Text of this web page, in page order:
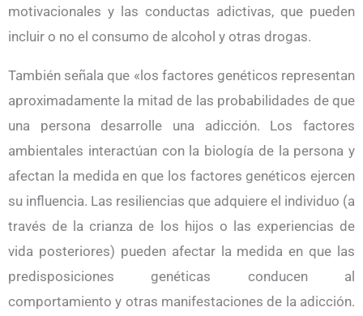
motivacionales y las conductas adictivas, que pueden
incluir o no el consumo de alcohol y otras drogas.
También señala que «los factores genéticos representan
aproximadamente la mitad de las probabilidades de que
una persona desarrolle una adicción. Los factores
ambientales interactúan con la biología de la persona y
afectan la medida en que los factores genéticos ejercen
su influencia. Las resiliencias que adquiere el individuo (a
través de la crianza de los hijos o las experiencias de
vida posteriores) pueden afectar la medida en que las
predisposiciones genéticas conducen al
comportamiento y otras manifestaciones de la adicción.